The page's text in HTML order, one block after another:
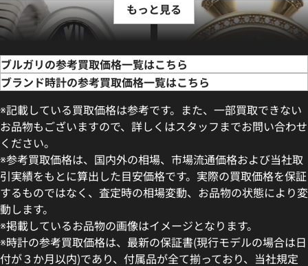
ペンティ SP35S
格
DVP30WGDL
参考買取価格
もっと見る
ブルガリの参考買取価格一覧はこちら
ブランド時計の参考買取価格一覧はこちら
※記載している買取価格は参考です。また、一部買取できない
お品物もございますので、詳しくはスタッフまでお問い合わせ
ください。
※参考買取価格は、国内外の相場、市場流通価格および当社取
引実績をもとに算出した目安価格です。実際の買取価格を保証
するものではなく、査定時の相場変動、お品物の状態により変
動します。
※掲載しているお品物の画像はイメージとなります。
※時計の参考買取価格は、最新の保証書(現行モデルの場合は日
付が３か月以内)であり、付属品が全て揃っており、当社規定